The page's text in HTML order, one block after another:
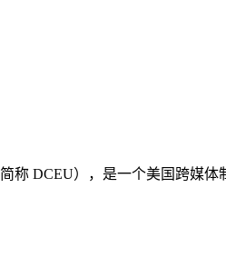
称 DCEU），是一个美国跨